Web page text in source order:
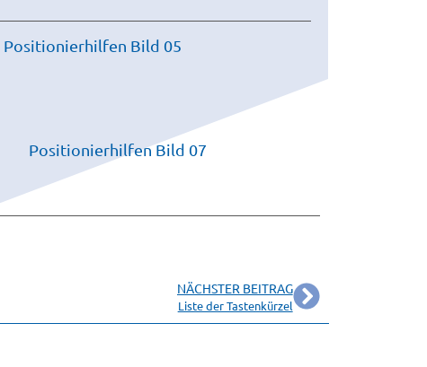
NÄCHSTER BEITRAG
Liste der Tastenkürzel